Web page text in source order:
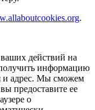
.
действий на
информацию
и адрес. Мы сможем
предоставите ее
о